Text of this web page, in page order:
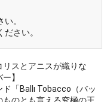
。
さい。
リスとアニスが織りな
】
「Ballı Tobacco（バッ